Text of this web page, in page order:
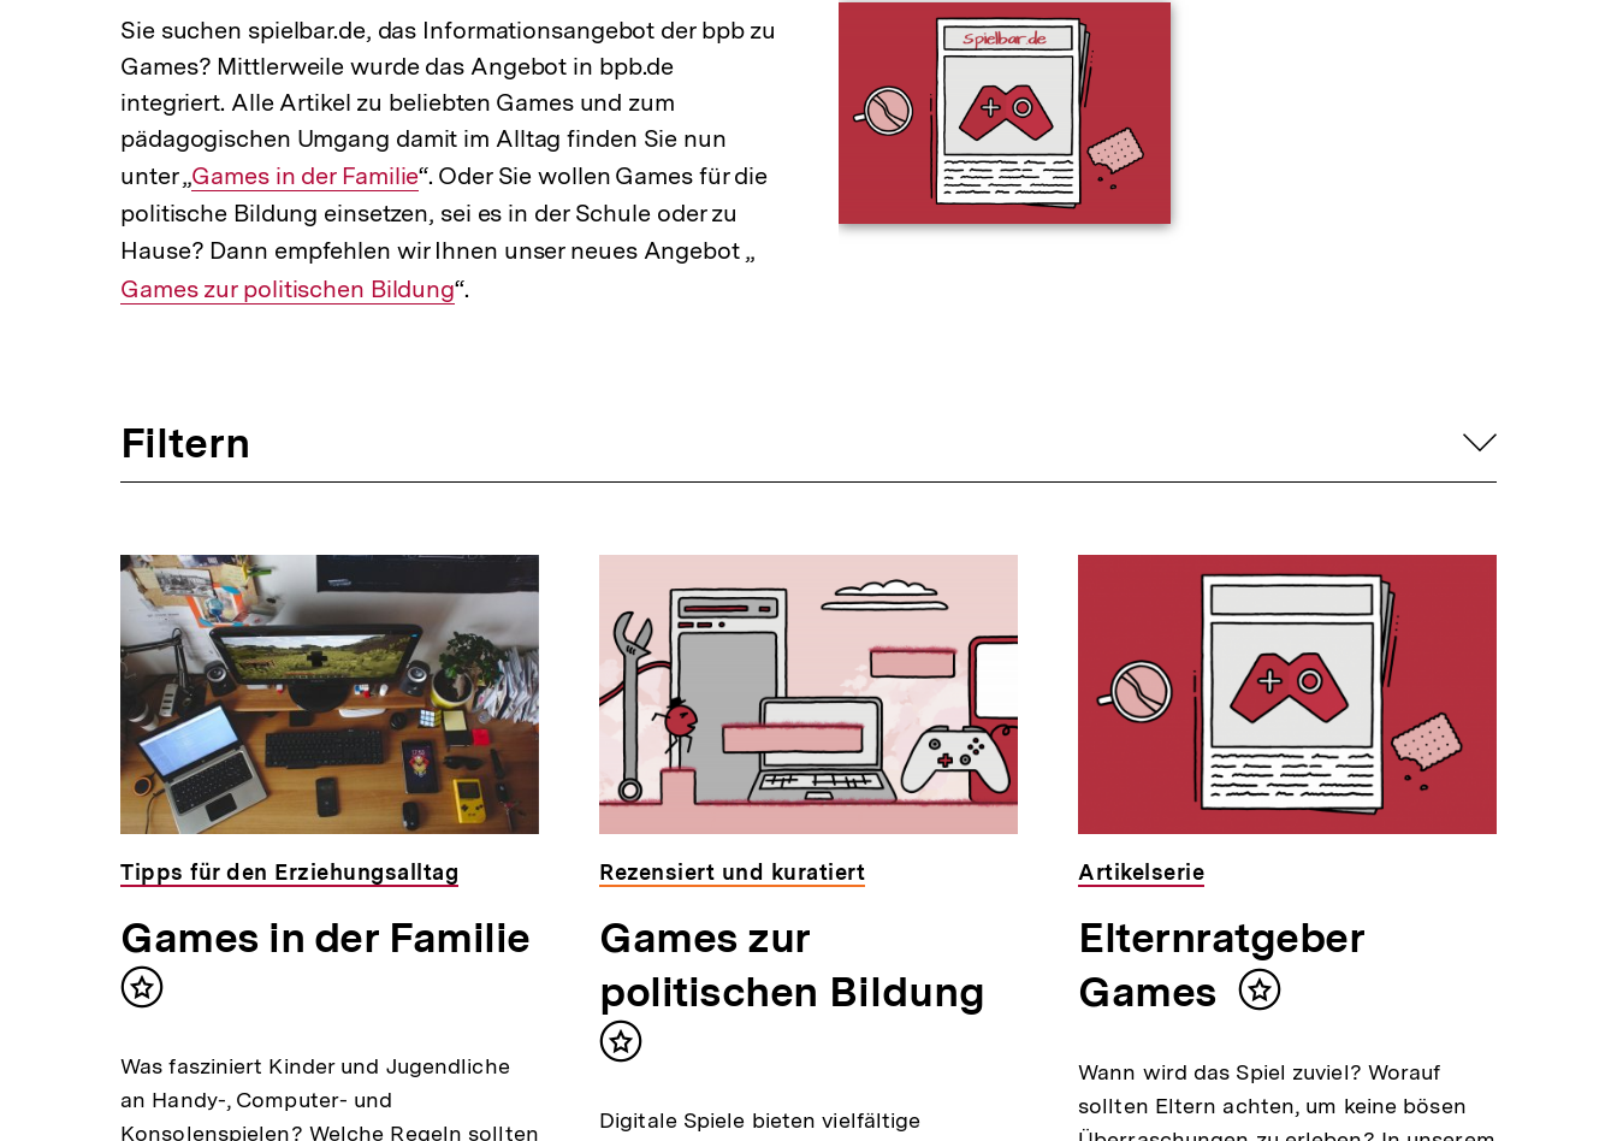
a
t
i
o
n
Sie suchen spielbar.de, das Informationsangebot der bpb zu
Games? Mittlerweile wurde das Angebot in bpb.de
integriert. Alle Artikel zu beliebten Games und zum
pädagogischen Umgang damit im Alltag finden Sie nun
unter „Interner
Link:
Games in der Familie“. Oder Sie wollen Games für die
politische Bildung einsetzen, sei es in der Schule oder zu
Hause? Dann empfehlen wir Ihnen unser neues Angebot „Interner
Games zur politischen Bildung“.
Filtern
Tipps für den Erziehungsalltag
Games in der Familie
Inhalt
Was fasziniert Kinder und Jugendliche
an Handy-, Computer- und
Konsolenspielen? Welche Regeln sollten
Rezensiert und kuratiert
Games zur
politischen Bildung
Inhalt
Digitale Spiele bieten vielfältige
Artikelserie
Elternratgeber
Games
Inhalt
Wann wird das Spiel zuviel? Worauf
sollten Eltern achten, um keine bösen